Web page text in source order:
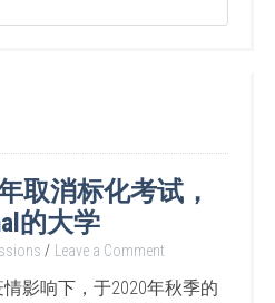
取消标化考试，
的大学
Leave a Comment
影响下，于2020年秋季的